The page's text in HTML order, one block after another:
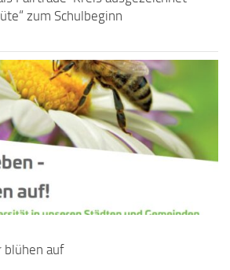
zum Schulbeginn
blühen auf